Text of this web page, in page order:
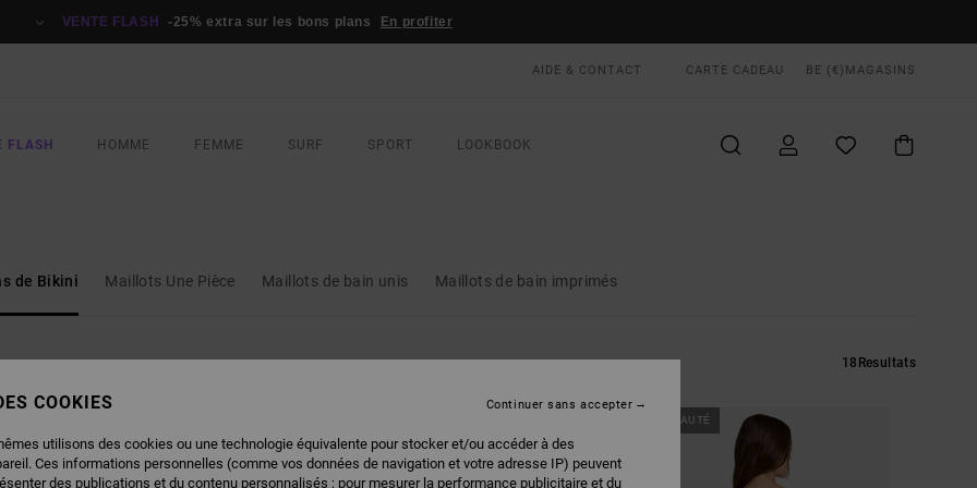
VENTE FLASH -25% extra sur les bons plans En profiter
AIDE & CONTACT CARTE CADEAU BE (€) MAGASINS
FLASH HOMME FEMME SURF SPORT LOOKBOOK
de Bikini Maillots Une Pièce Maillots de bain unis Maillots de bain imprimés
18 Resultats
NOUVEAUTÉ
COOKIES
utilisons des cookies ou une technologie équivalente pour stocker et/ou accéder à des
Ces informations personnelles (comme vos données de navigation et votre adresse IP) peuvent
des publications et du contenu personnalisés ; pour mesurer la performance publicitaire et du
Continuer sans accepter